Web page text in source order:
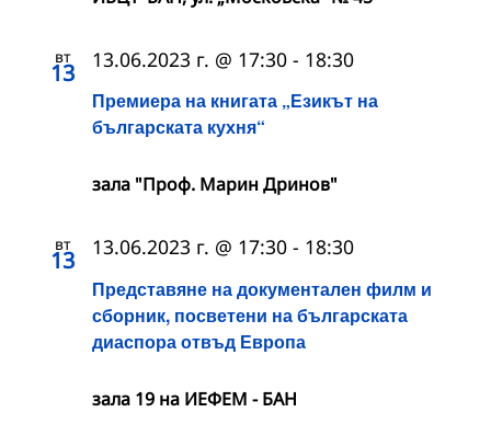
вт
13
Премиера на книгата „Езикът на
българската кухня“
13.06.2023 г. @ 17:30 - 18:30
зала "Проф. Марин Дринов"
вт
13
Представяне на документален филм и
сборник, посветени на българската
диаспора отвъд Европа
13.06.2023 г. @ 17:30 - 18:30
зала 19 на ИЕФЕМ - БАН